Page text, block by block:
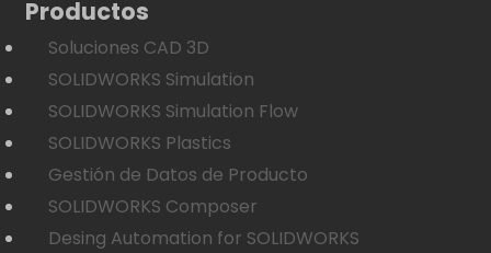
Productos
Soluciones CAD 3D
SOLIDWORKS Simulation
SOLIDWORKS Simulation Flow
SOLIDWORKS Plastics
Gestión de Datos de Producto
SOLIDWORKS Composer
Desing Automation for SOLIDWORKS